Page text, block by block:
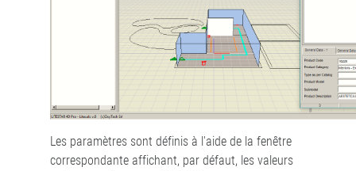
Les paramètres sont définis à l'aide de la fenêtre
correspondante affichant, par défaut, les valeurs